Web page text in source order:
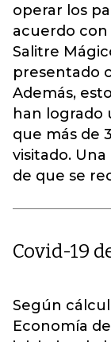
operar los
acuerdo
Salitre
presentado
Además,
han logrado
que más de
visitado.
de que se
Covid-19
Según
Economía